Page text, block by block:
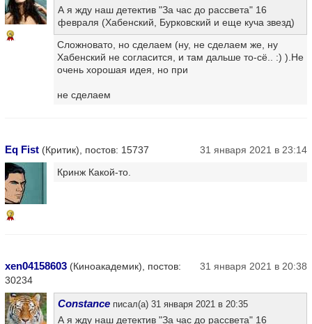
5
А я жду наш детектив "За час до рассвета" 16
февраля (Хабенский, Бурковский и еще куча звезд)
Сложновато, но сделаем (ну, не сделаем же, ну
Хабенский не согласится, и там дальше то-сё.. :) ).Не
очень хорошая идея, но при
не сделаем
Eq Fist (Критик), постов: 15737 31 января 2021 в 23:14
7
Кринж Какой-то.
xen04158603 (Киноакадемик), постов:
30234
31 января 2021 в 20:38
Constance писал(а) 31 января 2021 в 20:35
А я жду наш детектив "За час до рассвета" 16